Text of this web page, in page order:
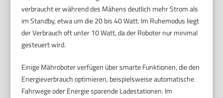
verbraucht er während des Mähens deutlich mehr Strom als
im Standby, etwa um die 20 bis 40 Watt. Im Ruhemodus liegt
der Verbrauch oft unter 10 Watt, da der Roboter nur minimal
gesteuert wird.
Einige Mähroboter verfügen über smarte Funktionen, die den
Energieverbrauch optimieren, beispielsweise automatische
Fahrwege oder Energie sparende Ladestationen. Im